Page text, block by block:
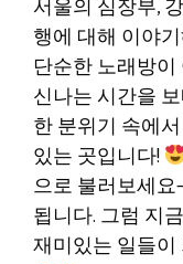
서울의 심장부,
행에 대해 이야
단순한 노래방
신나는 시간을
한 분위기 속에
있는 곳입니다!
으로 불러보세
됩니다. 그럼 지
재미있는 일들